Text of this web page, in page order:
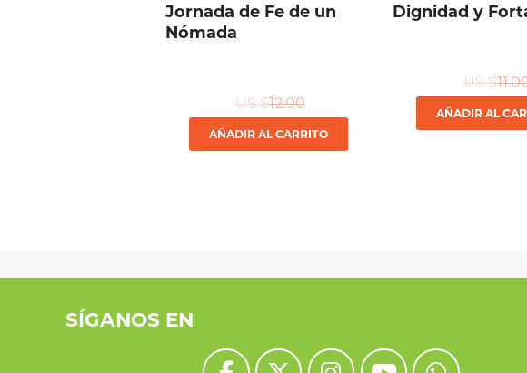
Jornada de Fe de un
Nómada
US $12.00
AÑADIR AL CARRITO
Dignidad y
US $
AÑADIR AL
SÍGANOS EN